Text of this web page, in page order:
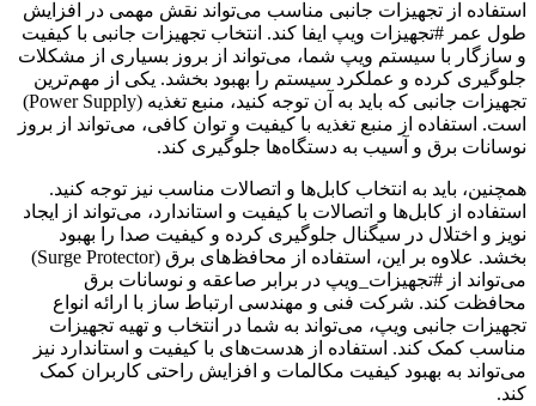
استفاده از تجهیزات جانبی مناسب می‌تواند نقش مهمی در افزایش
طول عمر #تجهیزات ویپ ایفا کند. انتخاب تجهیزات جانبی با کیفیت
و سازگار با سیستم ویپ شما، می‌تواند از بروز بسیاری از مشکلات
جلوگیری کرده و عملکرد سیستم را بهبود بخشد. یکی از مهم‌ترین
تجهیزات جانبی که باید به آن توجه کنید، منبع تغذیه (Power Supply)
است. استفاده از منبع تغذیه با کیفیت و توان کافی، می‌تواند از بروز
نوسانات برق و آسیب به دستگاه‌ها جلوگیری کند.
همچنین، باید به انتخاب کابل‌ها و اتصالات مناسب نیز توجه کنید.
استفاده از کابل‌ها و اتصالات با کیفیت و استاندارد، می‌تواند از ایجاد
نویز و اختلال در سیگنال جلوگیری کرده و کیفیت صدا را بهبود
بخشد. علاوه بر این، استفاده از محافظ‌های برق (Surge Protector)
می‌تواند از #تجهیزات_ویپ در برابر صاعقه و نوسانات برق
محافظت کند. شرکت فنی و مهندسی ارتباط ساز با ارائه انواع
تجهیزات جانبی ویپ، می‌تواند به شما در انتخاب و تهیه تجهیزات
مناسب کمک کند. استفاده از هدست‌های با کیفیت و استاندارد نیز
می‌تواند به بهبود کیفیت مکالمات و افزایش راحتی کاربران کمک
کند.